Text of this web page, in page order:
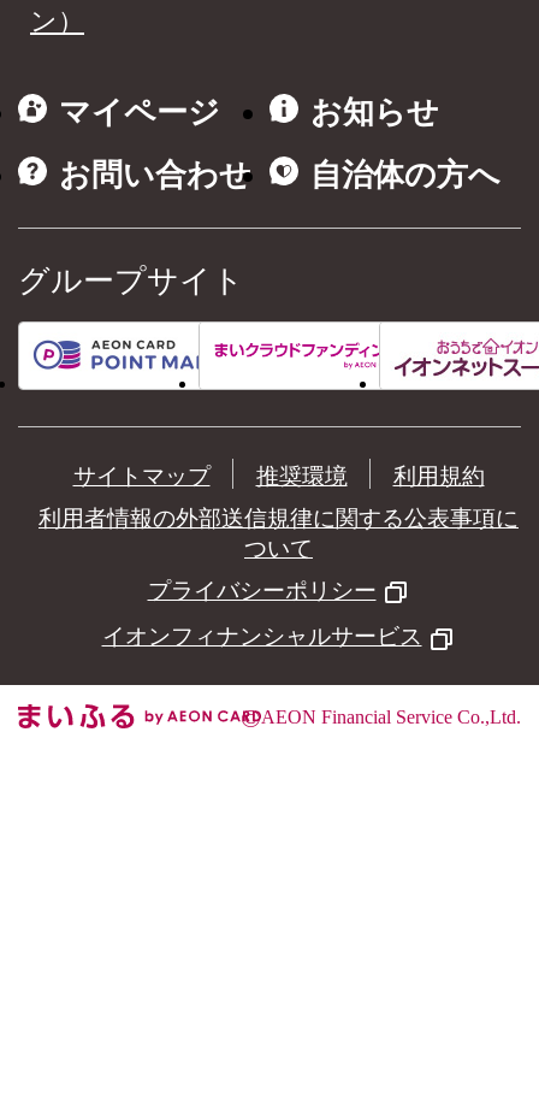
ン）
マイページ
お知らせ
お問い合わせ
自治体の方へ
グループサイト
サイトマップ 推奨環境
利用規約
利用者情報の外部送信規律に関する公表事項に
ついて
プライバシーポリシー
イオンフィナンシャルサービス
©AEON Financial Service Co.,Ltd.